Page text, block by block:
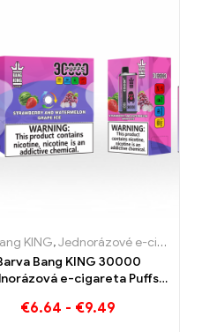
,Jednorázové e-cigarety
,Jednorázové e-cigarety
,Jednorázové e-cigarety
,Jednorázové e-
KING,Jednorázové e-cigarety Litva
Bang KING 30000
e-cigareta Puffs
jahodového melounu a
€6.64 - €9.49